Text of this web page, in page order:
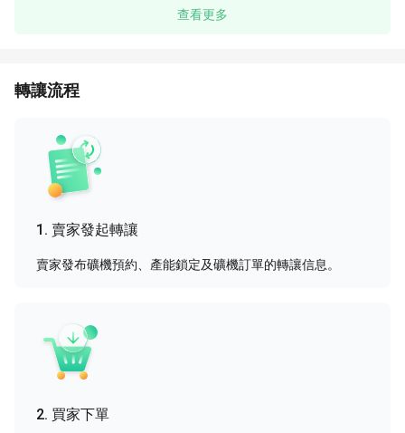
查看更多
轉讓流程
1. 賣家發起轉讓
賣家發布礦機預約、產能鎖定及礦機訂單的轉讓信息。
2. 買家下單